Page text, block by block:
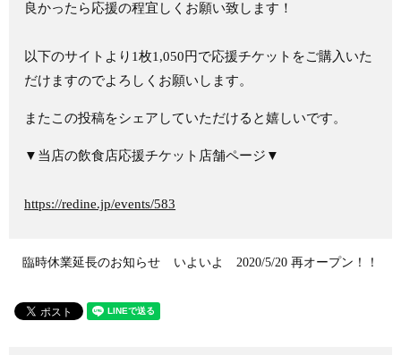
良かったら応援の程宜しくお願い致します！
以下のサイトより1枚1,050円で応援チケットをご購入いた
だけますのでよろしくお願いします。
またこの投稿をシェアしていただけると嬉しいです。
▼当店の飲食店応援チケット店舗ページ▼
https://redine.jp/events/583
臨時休業延長のお知らせ いよいよ 2020/5/20 再オープン！！